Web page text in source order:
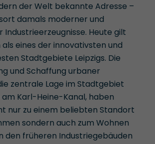
der Welt bekannte Adresse –
damals moderner und
Industrieerzeugnisse. Heute gilt
als eines der innovativsten und
Stadtgebiete Leipzigs. Die
und Schaffung urbaner
zentrale Lage im Stadtgebiet
am Karl-Heine-Kanal, haben
nur zu einem beliebten Standort
sondern auch zum Wohnen
den früheren Industriegebäuden